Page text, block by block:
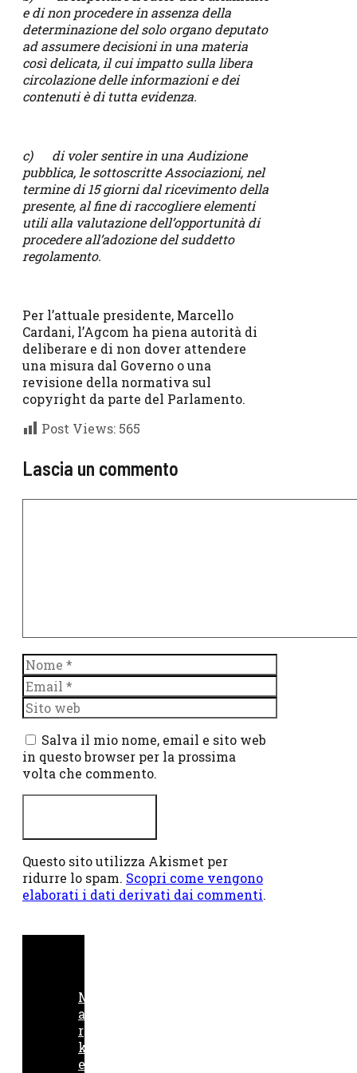
e di non procedere in assenza della
determinazione del solo organo deputato
ad assumere decisioni in una materia
così delicata, il cui impatto sulla libera
circolazione delle informazioni e dei
contenuti è di tutta evidenza.
c) di voler sentire in una Audizione
pubblica, le sottoscritte Associazioni, nel
termine di 15 giorni dal ricevimento della
presente, al fine di raccogliere elementi
utili alla valutazione dell’opportunità di
procedere all’adozione del suddetto
regolamento.
Per l’attuale presidente, Marcello
Cardani, l’Agcom ha piena autorità di
deliberare e di non dover attendere
una misura dal Governo o una
revisione della normativa sul
copyright da parte del Parlamento.
Post Views: 565
Lascia un commento
Nome
Email
Sito
web
Salva il mio nome, email e sito web
in questo browser per la prossima
volta che commento.
Questo sito utilizza Akismet per
ridurre lo spam. Scopri come vengono
elaborati i dati derivati dai commenti.
M
a
r
k
e